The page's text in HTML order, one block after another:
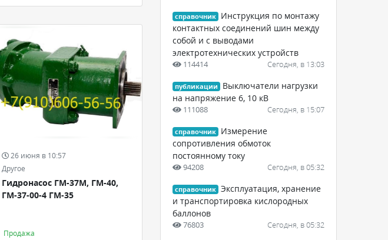
26 июня в 10:57
Другое
Гидронасос ГМ-37М, ГМ-40,
ГМ-37-00-4 ГМ-35
Продажа
справочник
Инструкция по монтажу
контактных соединений шин между
собой и с выводами
электротехнических устройств
114414 Сегодня, в 13:03
публикации
Выключатели нагрузки
на напряжение 6, 10 кВ
111088 Сегодня, в 15:07
справочник
Измерение
сопротивления обмоток
постоянному току
94208 Сегодня, в 05:32
справочник Эксплуатация, хранение
и транспортировка кислородных
баллонов
76803 Сегодня, в 05:32